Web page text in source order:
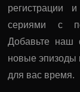
регистрации
сериями с
Добавьте наш
новые эпизоды
для вас время.